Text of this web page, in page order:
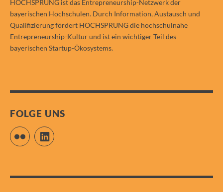
HOCHSPRUNG ist das Entrepreneurship-Netzwerk der
bayerischen Hochschulen. Durch Information, Austausch und
Qualifizierung fördert HOCHSPRUNG die hochschulnahe
Entrepreneurship-Kultur und ist ein wichtiger Teil des
bayerischen Startup-Ökosystems.
FOLGE UNS
Flickr LinkedIn